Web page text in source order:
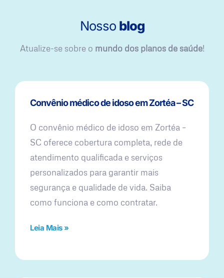
Nosso blog
Atualize-se sobre o mundo dos planos de saúde!
Convênio médico de idoso em Zortéa – SC
O convênio médico de idoso em Zortéa –
SC oferece cobertura completa, rede de
atendimento qualificada e serviços
personalizados para garantir mais
segurança e qualidade de vida. Saiba
como funciona e como contratar.
Leia Mais »